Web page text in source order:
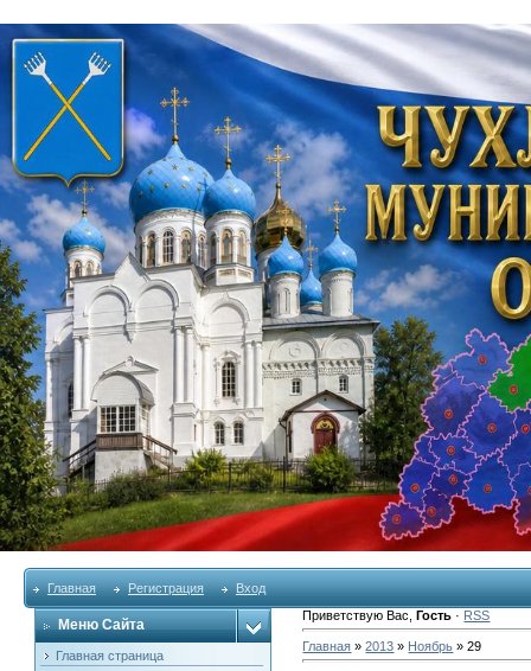
Главная Регистрация Вход
Меню Сайта
Главная страница
Приветствую Вас ,Гость · RSS
Главная »2013 » Ноябрь » 29